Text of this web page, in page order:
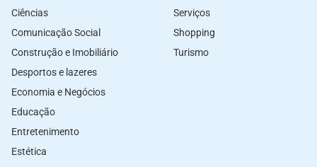
Ciências
Comunicação Social
Construção e Imobiliário
Desportos e lazeres
Economia e Negócios
Educação
Entretenimento
Estética
Serviços
Shopping
Turismo